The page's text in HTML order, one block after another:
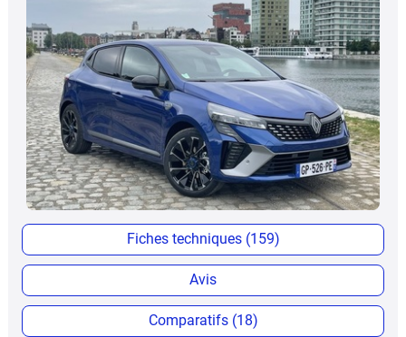
Fiches techniques (159)
Avis
Comparatifs (18)